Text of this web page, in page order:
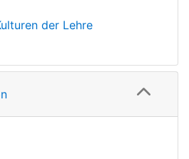
der Lehre